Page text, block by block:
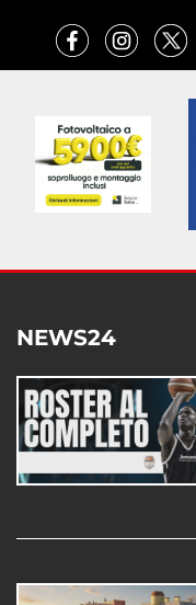
NEWS24